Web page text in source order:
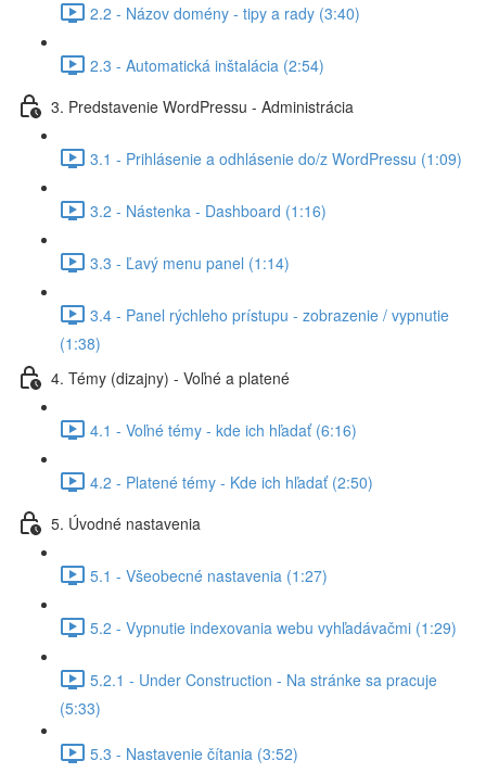
2.2 - Názov domény - tipy a rady (3:40)
2.3 - Automatická inštalácia (2:54)
3. Predstavenie WordPressu - Administrácia
3.1 - Prihlásenie a odhlásenie do/z WordPressu (1:09)
3.2 - Nástenka - Dashboard (1:16)
3.3 - Ľavý menu panel (1:14)
3.4 - Panel rýchleho prístupu - zobrazenie / vypnutie
(1:38)
4. Témy (dizajny) - Voľné a platené
4.1 - Voľné témy - kde ich hľadať (6:16)
4.2 - Platené témy - Kde ich hľadať (2:50)
5. Úvodné nastavenia
5.1 - Všeobecné nastavenia (1:27)
5.2 - Vypnutie indexovania webu vyhľadávačmi (1:29)
5.2.1 - Under Construction - Na stránke sa pracuje
(5:33)
5.3 - Nastavenie čítania (3:52)